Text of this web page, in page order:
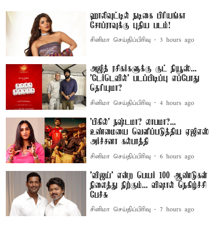
ஹாலிவுட்டில் நடிகை பிரியங்கா
சோப்ராவுக்கு புதிய படம்!
சினிமா செய்திப்பிரிவு 3 hours ago
அஜித் ரசிகர்களுக்கு குட் நியூஸ்...
'டேர்டெவில்' படப்பிடிப்பு எப்போது
தெரியுமா?
சினிமா செய்திப்பிரிவு 4 hours ago
'பிகில்' நஷ்டமா? லாபமா?...
உண்மையை வெளிப்படுத்திய ஏஜிஎஸ்
அர்ச்சனா கல்பாத்தி
சினிமா செய்திப்பிரிவு 6 hours ago
'விஜய்' என்ற பெயர் 100 ஆண்டுகள்
நிலைத்து நிற்கும்... விஷால் நெகிழ்ச்சி
பேச்சு
சினிமா செய்திப்பிரிவு 7 hours ago